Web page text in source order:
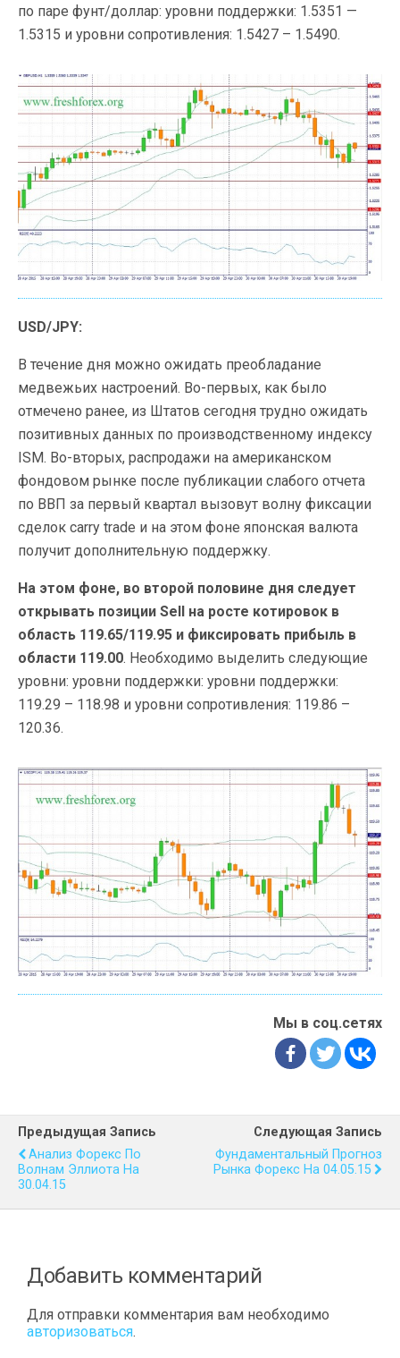
по паре фунт/доллар: уровни поддержки: 1.5351 —
1.5315 и уровни сопротивления: 1.5427 – 1.5490.
USD/JPY:
В течение дня можно ожидать преобладание
медвежьих настроений. Во-первых, как было
отмечено ранее, из Штатов сегодня трудно ожидать
позитивных данных по производственному индексу
ISM. Во-вторых, распродажи на американском
фондовом рынке после публикации слабого отчета
по ВВП за первый квартал вызовут волну фиксации
сделок carry trade и на этом фоне японская валюта
получит дополнительную поддержку.
На этом фоне, во второй половине дня следует
открывать позиции Sell на росте котировок в
область 119.65/119.95 и фиксировать прибыль в
области 119.00. Необходимо выделить следующие
уровни: уровни поддержки: уровни поддержки:
119.29 – 118.98 и уровни сопротивления: 119.86 –
120.36.
Мы в соц.сетях
Предыдущая Запись
Анализ Форекс По
Волнам Эллиота На
30.04.15
Следующая Запись
Фундаментальный Прогноз
Рынка Форекс На 04.05.15
Добавить комментарий
Для отправки комментария вам необходимо
авторизоваться.